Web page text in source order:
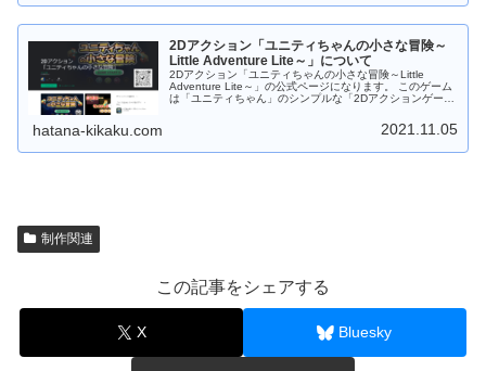
ードは 「AIと記憶力勝負！」 難易度は 初級から上級。 ラ
す。 お寿司屋さんに出かける前にちょいプレイ！！ テン
ション・アゲアゲで出かけよう！！ Android版の場合は
「Google Play ストア」からダウンロードしてから遊ぶこ
とができます。 Web版の場合はダウンロードなしでＰＣの
ブラウザで遊ぶことができます。 もちろんフリーソフトで
す。応援、よろしくお願いします。
2Dアクション「ユニティちゃんの小さな冒険～
Little Adventure Lite～」について
2Dアクション「ユニティちゃんの小さな冒険～Little
Adventure Lite～」の公式ページになります。 このゲーム
は「ユニティちゃん」のシンプルな「2Dアクションゲー
う！ 道中には「ウニ？」「オポッサム」「大鷲」などのモ
ンスターがいっぱい！ジャンプしてよけてください。
hatana-kikaku.com 2021.11.05
制作関連
この記事をシェアする
X Bluesky